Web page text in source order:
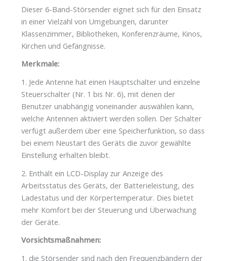
Dieser 6-Band-Störsender eignet sich für den Einsatz
in einer Vielzahl von Umgebungen, darunter
Klassenzimmer, Bibliotheken, Konferenzräume, Kinos,
Kirchen und Gefängnisse.
Merkmale:
1. Jede Antenne hat einen Hauptschalter und einzelne
Steuerschalter (Nr. 1 bis Nr. 6), mit denen der
Benutzer unabhängig voneinander auswählen kann,
welche Antennen aktiviert werden sollen. Der Schalter
verfügt außerdem über eine Speicherfunktion, so dass
bei einem Neustart des Geräts die zuvor gewählte
Einstellung erhalten bleibt.
2. Enthält ein LCD-Display zur Anzeige des
Arbeitsstatus des Geräts, der Batterieleistung, des
Ladestatus und der Körpertemperatur. Dies bietet
mehr Komfort bei der Steuerung und Überwachung
der Geräte.
Vorsichtsmaßnahmen:
1. die Störsender sind nach den Frequenzbändern der